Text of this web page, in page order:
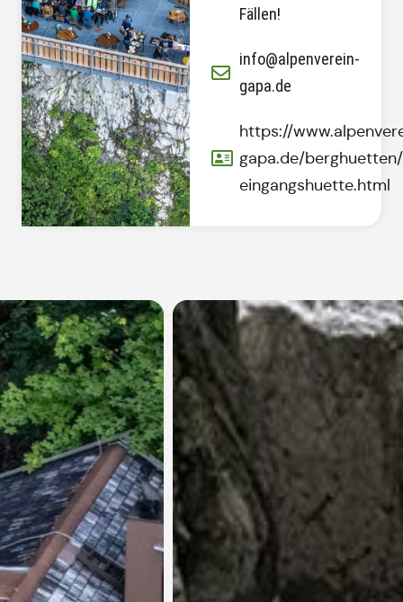
Fällen!
info@alpenverein-
gapa.de
https://
gapa.de/
eingangshuette.html